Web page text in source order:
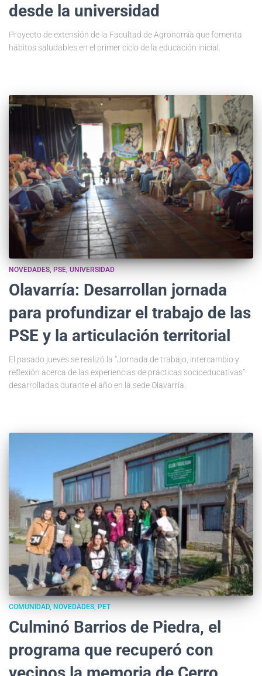
desde la universidad
Proyecto de extensión de la Facultad de Agronomía que fomenta
hábitos saludables en el primer ciclo de la educación inicial.
NOVEDADES PSE UNIVERSIDAD
Olavarría: Desarrollan jornada
para profundizar el trabajo de las
PSE y la articulación territorial
El pasado jueves se realizó la “Jornada de trabajo, intercambio y
reflexión acerca de las experiencias de prácticas socioeducativas”
desarrolladas durante el año en la sede Olavarría.
COMUNIDAD NOVEDADES PET
Culminó Barrios de Piedra, el
programa que recuperó con